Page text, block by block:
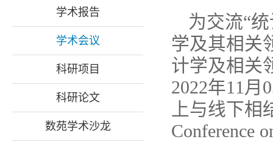
学术报告
学术会议
科研项目
科研论文
数苑学术沙龙
为交流“
学及其相关
计学及相关
2022年11月
上与线下相
Conference